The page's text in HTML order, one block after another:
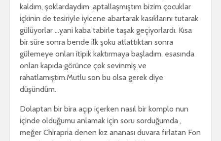
kaldım, şoklardaydım ,aptallaşmıştım bizim çocuklar
içkinin de tesiriyle iyicene abartarak kasıklarını tutarak
gülüyorlar …yani kaba tabirle taşak geçiyorlardı. Kısa
bir süre sonra bende ilk şoku atlattıktan sonra
gülemeye onları itipik kaktırmaya başladım. esasında
onları kapıda görünce çok sevinmiş ve
rahatlamıştım.Mutlu son bu olsa gerek diye
düşündüm.
Dolaptan bir bira açıp içerken nasıl bir komplo nun
içinde olduğumu anlamak için soru sorduğumda ,
meğer Chirapria denen kız ananası duvara fırlatan Fon